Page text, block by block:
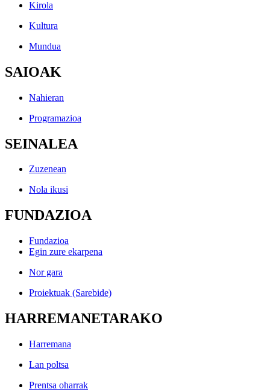
Kirola
Kultura
Mundua
SAIOAK
Nahieran
Programazioa
SEINALEA
Zuzenean
Nola ikusi
FUNDAZIOA
Fundazioa
Egin zure ekarpena
Nor gara
Proiektuak (Sarebide)
HARREMANETARAKO
Harremana
Lan poltsa
Prentsa oharrak